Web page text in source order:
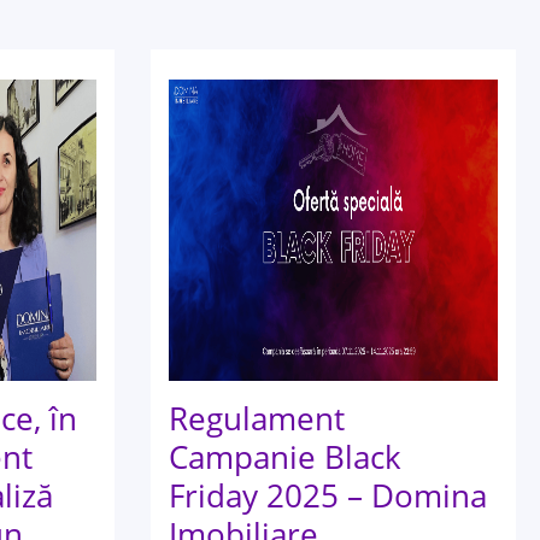
în
Regulament
Campanie Black
Friday 2025 – Domina